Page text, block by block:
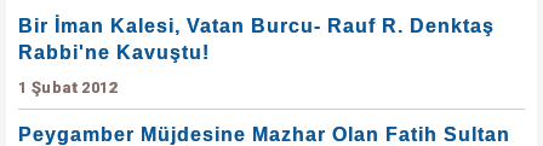
Bir İman Kalesi, Vatan Burcu- Rauf R. Denktaş
Rabbi'ne Kavuştu!
1 Şubat 2012
Peygamber Müjdesine Mazhar Olan Fatih Sultan